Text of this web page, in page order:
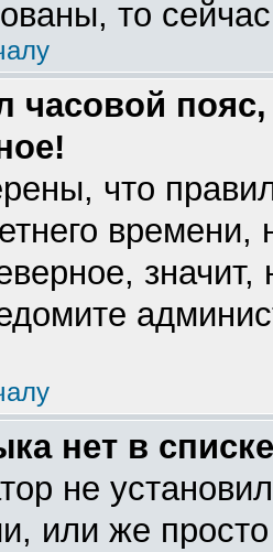
то
часовой
что
нет в
не
или же